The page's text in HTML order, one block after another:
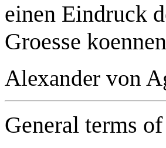
einen Eindruck
Groesse
Alexander von
General terms